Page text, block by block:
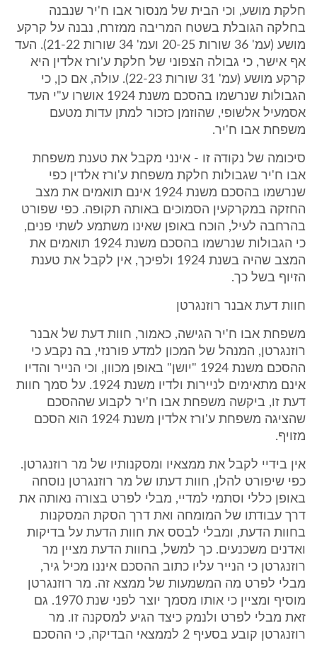
חלקת מושע, וכי הבית של מנסור אבו ח'יר שנבנה
בחלקה הגובלת בשטח המריבה ממזרח, נבנה על קרקע
מושע (עמ' 36 שורות 20-25 ועמ' 34 שורות 21-22). העד
אף אישר, כי גבולה הצפוני של חלקת ע'ורז אלדין היא
קרקע מושע (עמ' 31 שורות 22-23). עולה, אם כן, כי
הגבולות שנרשמו בהסכם משנת 1924 אושרו ע"י העד
אסמעיל אלשופי, שהוזמן כזכור למתן עדות מטעם
משפחת אבו ח'יר.
סיכומה של נקודה זו - אינני מקבל את טענת משפחת
אבו ח'יר שגבולות חלקת משפחת ע'ורז אלדין כפי
שנרשמו בהסכם משנת 1924 אינם תואמים את מצב
החזקה במקרקעין הסמוכים באותה תקופה. כפי שפורט
בהרחבה לעיל, הוכח באופן שאינו משתמע לשתי פנים,
כי הגבולות שנרשמו בהסכם משנת 1924 תואמים את
המצב שהיה בשנת 1924 ולפיכך, אין לקבל את טענת
הזיוף בשל כך.
חוות דעת אבנר רוזנגרטן
משפחת אבו ח'יר הגישה, כאמור, חוות דעת של אבנר
רוזנגרטן, המנהל של המכון למדע פורנזי, בה נקבע כי
ההסכם משנת 1924 "יושן" באופן מכוון, וכי הנייר והדיו
אינם מתאימים לניירות ולדיו משנת 1924. על סמך חוות
דעת זו, ביקשה משפחת אבו ח'יר לקבוע שההסכם
שהציגה משפחת ע'ורז אלדין משנת 1924 הוא הסכם
מזויף.
אין בידיי לקבל את ממצאיו ומסקנותיו של מר רוזנגרטן.
כפי שיפורט להלן, חוות דעתו של מר רוזנגרטן נוסחה
באופן כללי וסתמי למדיי, מבלי לפרט בצורה נאותה את
דרך עבודתו של המומחה ואת דרך הסקת המסקנות
בחוות הדעת, ומבלי לבסס את חוות הדעת על בדיקות
ואדנים משכנעים. כך למשל, בחוות הדעת מציין מר
רוזנגרטן כי הנייר עליו כתוב ההסכם איננו מכיל גיר,
מבלי לפרט מה המשמעות של ממצא זה. מר רוזנגרטן
מוסיף ומציין כי אותו מסמך יוצר לפני שנת 1970. גם
זאת מבלי לפרט ולנמק כיצד הגיע למסקנה זו. מר
רוזנגרטן קובע בסעיף 2 לממצאי הבדיקה, כי ההסכם